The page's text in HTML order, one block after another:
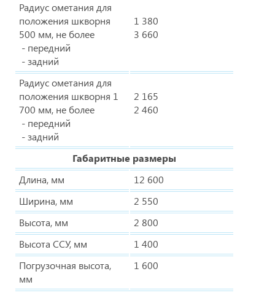
Радиус ометания для
положения шкворня
500 мм, не более
- передний
- задний
1 380
3 660
Радиус ометания для
положения шкворня 1
700 мм, не более
- передний
- задний
2 165
2 460
Габаритные размеры
Длина, мм
12 600
Ширина, мм
2 550
Высота, мм
2 800
Высота ССУ, мм
1 400
Погрузочная высота,
мм
1 600